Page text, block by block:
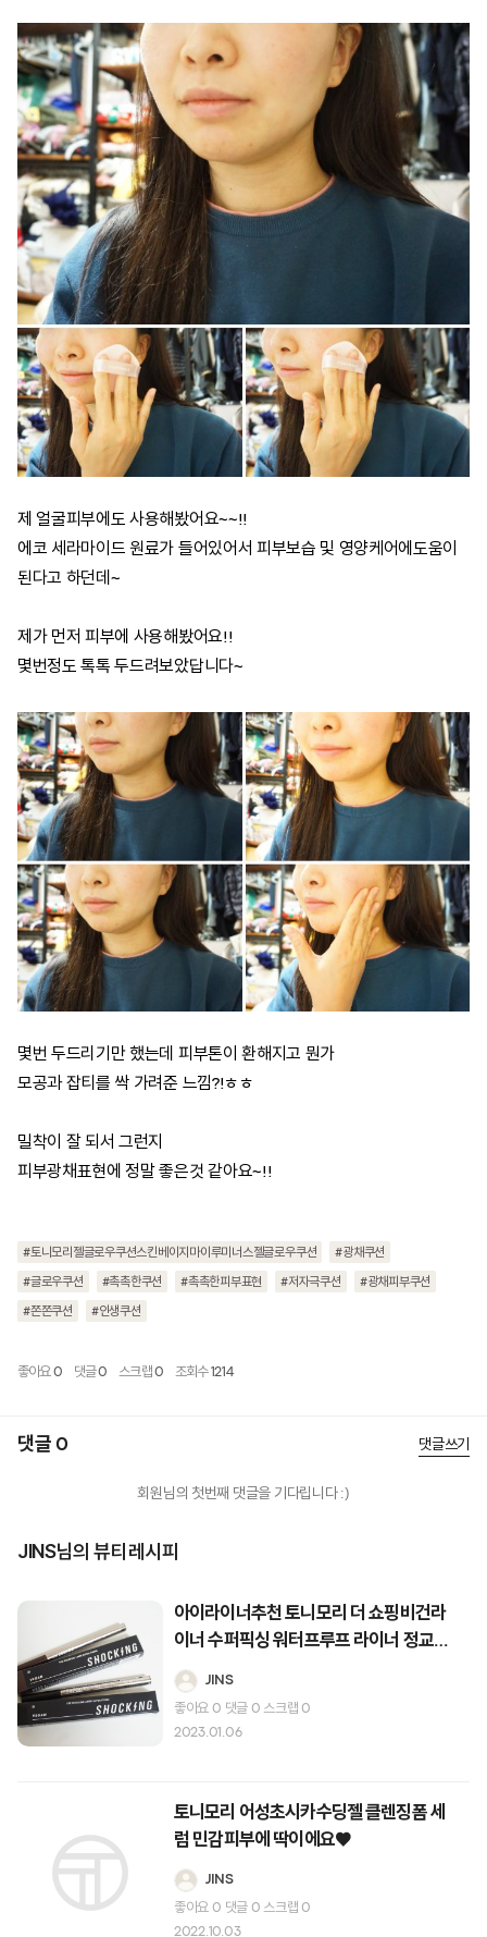
제 얼굴피부에도 사용해봤어요~~!!
에코 세라마이드 원료가 들어있어서 피부보습 및 영양케어에도움이
된다고 하던데~
제가 먼저 피부에 사용해봤어요!!
몇번정도 톡톡 두드려보았답니다~
몇번 두드리기만 했는데 피부톤이 환해지고 뭔가
모공과 잡티를 싹 가려준 느낌?!ㅎㅎ
밀착이 잘 되서 그런지
피부광채표현에 정말 좋은것 같아요~!!
#토니모리젤글로우쿠션스킨베이지마이루미너스젤글로우쿠션 #광채쿠션
#글로우쿠션 #촉촉한쿠션 #촉촉한피부표현 #저자극쿠션 #광채피부쿠션
#쫀쫀쿠션 #인생쿠션
좋아요0 댓글0 스크랩0 조회수 1214
댓글 0 댓글쓰기
회원님의 첫번째 댓글을 기다립니다 :)
JINS님의 뷰티레시피
아이라이너추천 토니모리 더 쇼핑비건라
이너 수퍼픽싱 워터프루프 라이너 정교한
눈매메이크업♥
JINS
좋아요 0 댓글 0 스크랩 0
2023.01.06
토니모리 어성초시카수딩젤 클렌징폼 세
럼 민감피부에 딱이에요♥
JINS
좋아요 0 댓글 0 스크랩 0
2022.10.03